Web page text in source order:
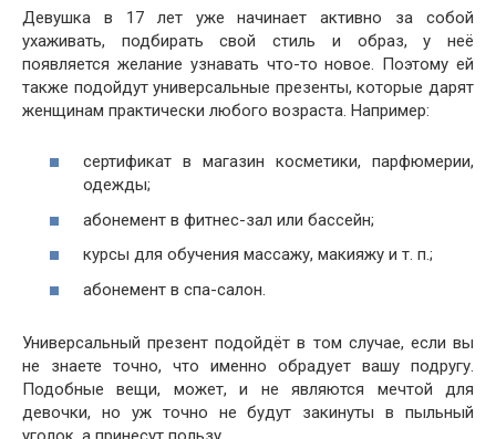
Девушка в 17 лет уже начинает активно за собой
ухаживать, подбирать свой стиль и образ, у неё
появляется желание узнавать что-то новое. Поэтому ей
также подойдут универсальные презенты, которые дарят
женщинам практически любого возраста. Например:
сертификат в магазин косметики, парфюмерии,
одежды;
абонемент в фитнес-зал или бассейн;
курсы для обучения массажу, макияжу и т. п.;
абонемент в спа-салон.
Универсальный презент подойдёт в том случае, если вы
не знаете точно, что именно обрадует вашу подругу.
Подобные вещи, может, и не являются мечтой для
девочки, но уж точно не будут закинуты в пыльный